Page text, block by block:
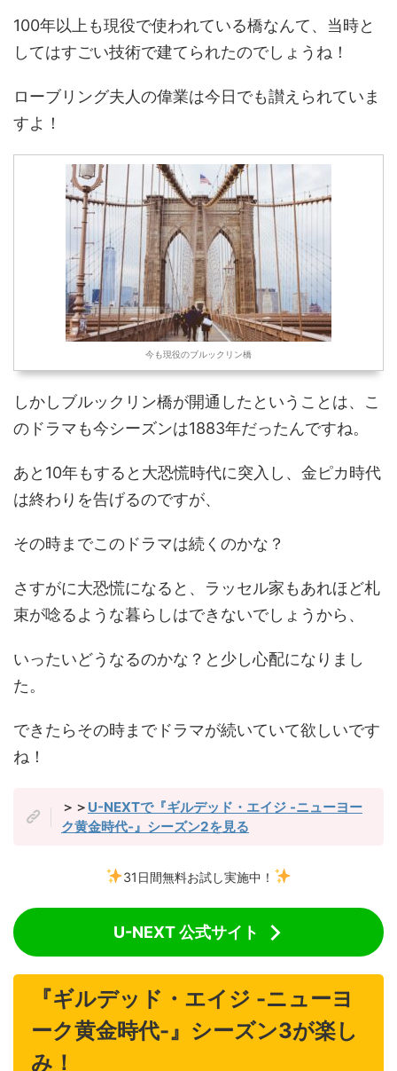
100年以上も現役で使われている橋なんて、当時と
してはすごい技術で建てられたのでしょうね！
ローブリング夫人の偉業は今日でも讃えられていま
すよ！
今も現役のブルックリン橋
しかしブルックリン橋が開通したということは、こ
のドラマも今シーズンは1883年だったんですね。
あと10年もすると大恐慌時代に突入し、金ピカ時代
は終わりを告げるのですが、
その時までこのドラマは続くのかな？
さすがに大恐慌になると、ラッセル家もあれほど札
束が唸るような暮らしはできないでしょうから、
いったいどうなるのかな？と少し心配になりまし
た。
できたらその時までドラマが続いていて欲しいです
ね！
＞＞ U-NEXTで『ギルデッド・エイジ -ニューヨー
ク黄金時代-』シーズン2を見る
31日間無料お試し実施中！
U-NEXT 公式サイト
『ギルデッド・エイジ -ニューヨ
ーク黄金時代-』シーズン3が楽し
み！